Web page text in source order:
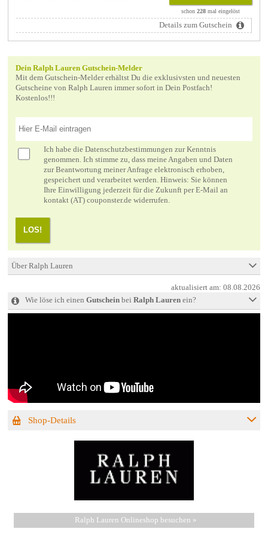
schon228 mal eingelöst
Details zum Gutschein
Dein Ralph Lauren Gutschein-Melder
Mit dem Gutschein-Melder erhältst Du die exklusivsten und neuesten
Gutscheine von Ralph Lauren immer sofort in Dein Postfach!
Kostenlos!!!
Ich habe die Datenschutzbestimmungen zur Kenntnis
genommen. Ich stimme zu, dass meine Angaben und Daten
zur Beantwortung meiner Anfrage elektronisch erhoben,
gespeichert und verarbeitet werden. Hinweis: Sie können
Ihre Einwilligung jederzeit für die Zukunft per E-Mail an
kontakt (AT) couponster.de widerrufen.
LOS!
Über Ralph Lauren
aktualisiert am:08.08.2026
Wie löse ich einen Gutscheinbei Ralph Laurenein?
Shop-Details
Ralph Lauren Onlineshop besuchen »